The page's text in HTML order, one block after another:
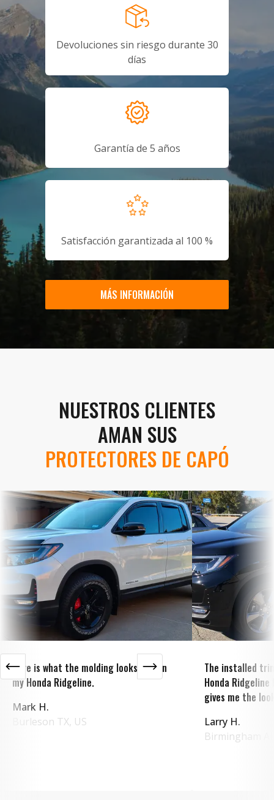
Devoluciones sin riesgo durante 30
días
Garantía de 5 años
Satisfacción garantizada al 100 %
MÁS INFORMACIÓN
NUESTROS CLIENTES
AMAN SUS
PROTECTORES DE CAPÓ
Here is what the molding looks like on
my Honda Ridgeline.
Mark H.
Burleson TX, US
The installed
Honda Ridgeline
gives me the
Larry H.
Birmingham